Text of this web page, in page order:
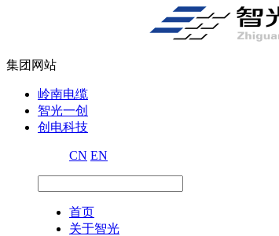
集团网站
岭南电缆
智光一创
创电科技
CN EN
首页
关于智光